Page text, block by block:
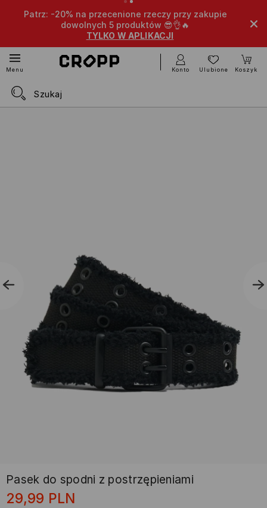
Patrz: -20% na przecenione rzeczy przy zakupie
dowolnych 5 produktów 😎👌🔥
TYLKO W APLIKACJI
Menu Konto Ulubione Koszyk
Pasek do spodni z postrzępieniami
29,99 PLN